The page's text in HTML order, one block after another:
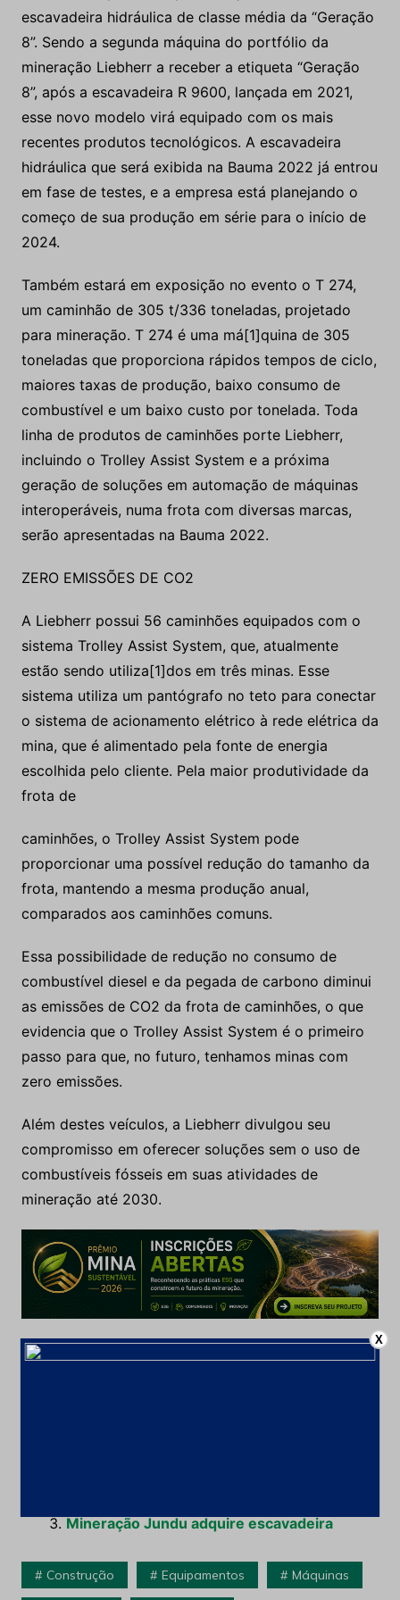
escavadeira hidráulica de classe média da “Geração
8”. Sendo a segunda máquina do portfólio da
mineração Liebherr a receber a etiqueta “Geração
8”, após a escavadeira R 9600, lançada em 2021,
esse novo modelo virá equipado com os mais
recentes produtos tecnológicos. A escavadeira
hidráulica que será exibida na Bauma 2022 já entrou
em fase de testes, e a empresa está planejando o
começo de sua produção em série para o início de
2024.
Também estará em exposição no evento o T 274,
um caminhão de 305 t/336 toneladas, projetado
para mineração. T 274 é uma má[1]quina de 305
toneladas que proporciona rápidos tempos de ciclo,
maiores taxas de produção, baixo consumo de
combustível e um baixo custo por tonelada. Toda
linha de produtos de caminhões porte Liebherr,
incluindo o Trolley Assist System e a próxima
geração de soluções em automação de máquinas
interoperáveis, numa frota com diversas marcas,
serão apresentadas na Bauma 2022.
ZERO EMISSÕES DE CO2
A Liebherr possui 56 caminhões equipados com o
sistema Trolley Assist System, que, atualmente
estão sendo utiliza[1]dos em três minas. Esse
sistema utiliza um pantógrafo no teto para conectar
o sistema de acionamento elétrico à rede elétrica da
mina, que é alimentado pela fonte de energia
escolhida pelo cliente. Pela maior produtividade da
frota de
caminhões, o Trolley Assist System pode
proporcionar uma possível redução do tamanho da
frota, mantendo a mesma produção anual,
comparados aos caminhões comuns.
Essa possibilidade de redução no consumo de
combustível diesel e da pegada de carbono diminui
as emissões de CO2 da frota de caminhões, o que
evidencia que o Trolley Assist System é o primeiro
passo para que, no futuro, tenhamos minas com
zero emissões.
Além destes veículos, a Liebherr divulgou seu
compromisso em oferecer soluções sem o uso de
combustíveis fósseis em suas atividades de
mineração até 2030.
Leia Também:
Mineração Jundu adquire escavadeira
Construção Equipamentos Máquinas
X